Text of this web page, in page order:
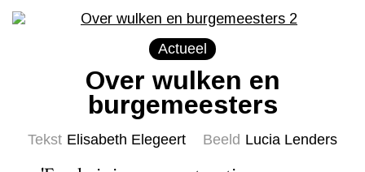
Actueel
Over wulken en
burgemeesters
Tekst Elisabeth Elegeert Beeld Lucia Lenders